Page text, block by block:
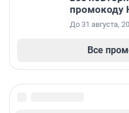
промокоду
До 31 августа,
Все